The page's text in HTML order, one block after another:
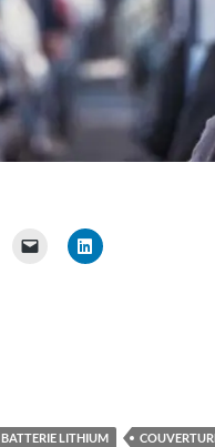
BATTERIE LITHIUM